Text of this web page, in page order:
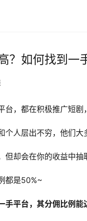
？如何找到一
，都在积极推广短剧
人层出不穷，他们大
却会在你的收益中抽
都是50%~
手平台，其分佣比例能